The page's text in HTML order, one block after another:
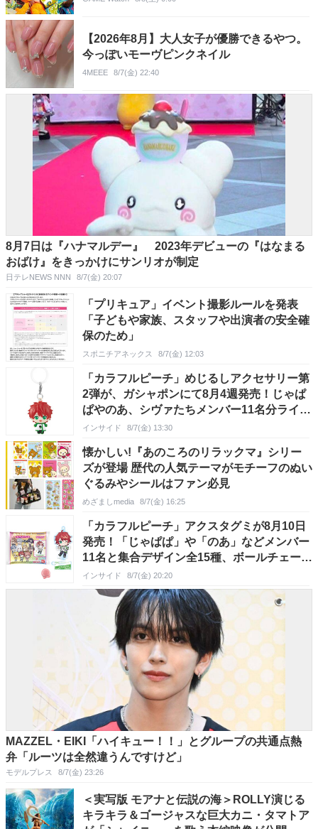
【2026年8月】大人女子が優勝できるやつ。
今っぽいモーヴピンクネイル
4MEEE 8/7(金) 22:40
8月7日は『ハナマルデー』 2023年デビューの『はなまる
おばけ』をきっかけにサンリオが制定
日テレNEWS NNN 8/7(金) 20:07
「プリキュア」イベント撮影ルールを発表
「子どもや家族、スタッフや出演者の安全確
保のため」
スポニチアネックス 8/7(金) 12:03
「カラフルピーチ」めじるしアクセサリー第
2弾が、ガシャポンにて8月4週発売！じゃぱ
ぱやのあ、シヴァたちメンバー11名分ライン
ナップ
インサイド 8/7(金) 13:30
懐かしい!『あのころのリラックマ』シリー
ズが登場 歴代の人気テーマがモチーフのぬい
ぐるみやシールはファン必見
めざましmedia 8/7(金) 16:25
「カラフルピーチ」アクスタグミが8月10日
発売！「じゃぱぱ」や「のあ」などメンバー
11名と集合デザイン全15種、ボールチェーン
付きでアクセサリーにも
インサイド 8/7(金) 20:20
MAZZEL・EIKI「ハイキュー！！」とグループの共通点熱
弁「ルーツは全然違うんですけど」
モデルプレス 8/7(金) 23:26
＜実写版 モアナと伝説の海＞ROLLY演じる
キラキラ＆ゴージャスな巨大カニ・タマトア